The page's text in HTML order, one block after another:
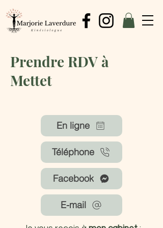
Prendre RDV à
Mettet
En ligne
Téléphone
Facebook
E-mail